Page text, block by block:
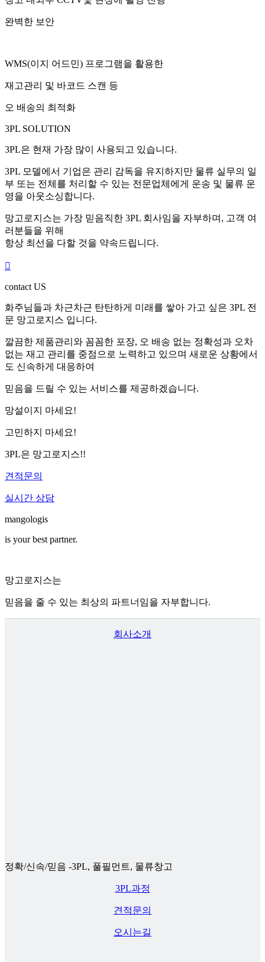
완벽한 보안
WMS(이지 어드민) 프로그램을 활용한
재고관리 및 바코드 스캔 등
오 배송의 최적화
3PL SOLUTION
3PL은 현재 가장 많이 사용되고 있습니다.
3PL 모델에서 기업은 관리 감독을 유지하지만 물류 실무의 일
부 또는 전체를 처리할 수 있는 전문업체에게 운송 및 물류 운
영을 아웃소싱합니다.
망고로지스는 가장 믿음직한 3PL 회사임을 자부하며, 고객 여
러분들을 위해
항상 최선을 다할 것을 약속드립니다.

contact US
화주님들과 차근차근 탄탄하게 미래를 쌓아 가고 싶은 3PL 전
문 망고로지스 입니다.
깔끔한 제품관리와 꼼꼼한 포장, 오 배송 없는 정확성과 오차
없는 재고 관리를 중점으로 노력하고 있으며 새로운 상황에서
도 신속하게 대응하여
믿음을 드릴 수 있는 서비스를 제공하겠습니다.
망설이지 마세요!
고민하지 마세요!
3PL은 망고로지스!!
견적문의
실시간 상담
mangologis
is your best partner.
망고로지스는
믿음을 줄 수 있는 최상의 파트너임을 자부합니다.
회사소개
정확/신속/믿음 -3PL, 풀필먼트, 물류창고
3PL과정
견적문의
오시는길